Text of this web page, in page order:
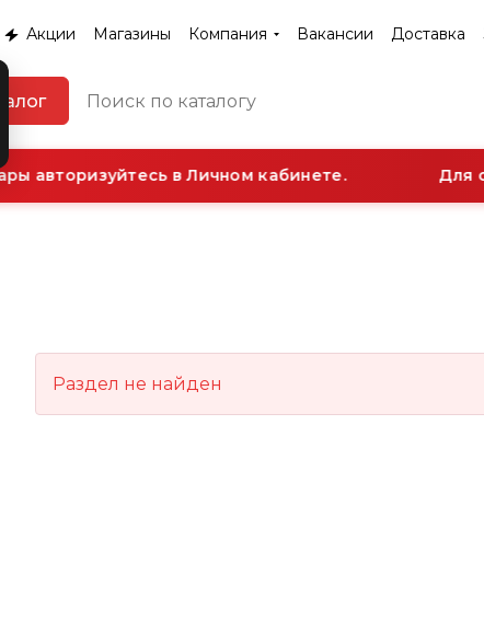
Акции Магазины Компания Вакансии Доставка
авторизуйтесь в Личном кабинете. Для
Раздел не найден